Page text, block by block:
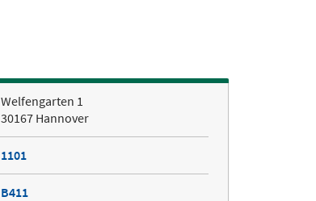
Welfengarten 1
30167 Hannover
1101
B411